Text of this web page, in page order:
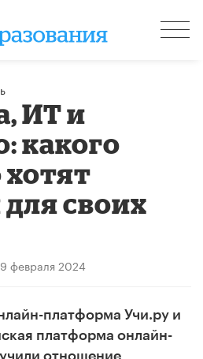
ИТ и
какого
своих
февраля 2024
платформа Учи.ру и
платформа онлайн-
отношение